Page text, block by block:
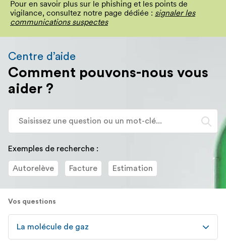
Pour en savoir plus sur le phishing et les points de
vigilance, consultez notre page dédiée : signaler les
communications suspectes
allez
redirigé
vers
description
détaillée
de
question.
Centre d’aide
Comment pouvons-nous vous
aider ?
Exemples de recherche :
Autorelève Facture Estimation
Vos questions
La molécule de gaz